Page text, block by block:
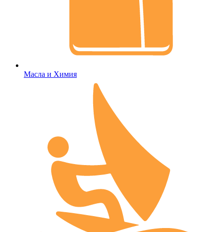
Масла и Химия